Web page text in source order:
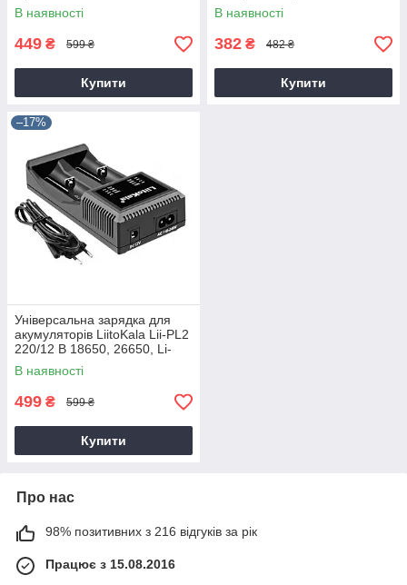
В наявності
449 ₴ 599 ₴
Купити
В наявності
382 ₴ 482 ₴
Купити
–17%
Універсальна зарядка для
акумуляторів LiitoKala Lii-PL2
220/12 В 18650, 26650, Li-
Ion, LiFePO4, Ni-Mh, Ni-Cd
В наявності
499 ₴ 599 ₴
Купити
Про нас
98% позитивних з 216 відгуків за рік
Працює з 15.08.2016